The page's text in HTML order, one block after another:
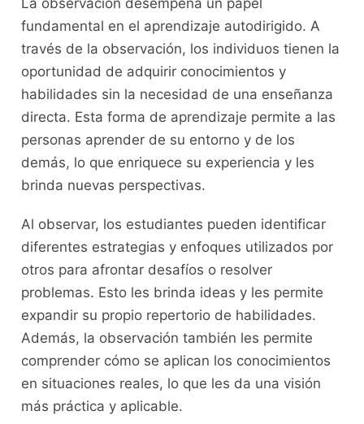
fundamental en el aprendizaje ⁢autodirigido. A
través de la observación, los individuos tienen la
⁢oportunidad de‍ adquirir conocimientos y
‍habilidades sin‌ la necesidad ‌de una enseñanza
directa. Esta forma⁣ de aprendizaje permite a las
personas aprender de su entorno y de los​
demás, lo que enriquece ​su experiencia y‍ les
brinda nuevas perspectivas.
Al observar, los estudiantes⁢ pueden identificar⁣
diferentes estrategias y ⁢enfoques utilizados por
otros para afrontar desafíos⁤ o resolver
problemas. Esto les ⁤brinda ideas y les⁣ permite
expandir su propio repertorio de habilidades.
Además, ‍la observación también les permite
comprender cómo⁤ se aplican los conocimientos
en situaciones⁤ reales, lo que ⁤les da ‌una visión⁢
más práctica y aplicable.